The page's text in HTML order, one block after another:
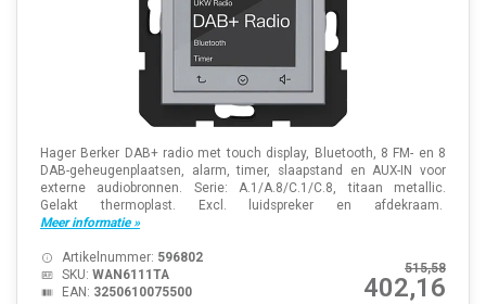
Hager Berker DAB+ radio met touch display, Bluetooth, 8 FM- en 8
DAB-geheugenplaatsen, alarm, timer, slaapstand en AUX-IN voor
externe audiobronnen. Serie: A.1/A.8/C.1/C.8, titaan metallic.
Gelakt thermoplast. Excl. luidspreker en afdekraam.
Meer informatie »
515,58
402,16
Artikelnummer: 596802
SKU: WAN6111TA
EAN: 3250610075500